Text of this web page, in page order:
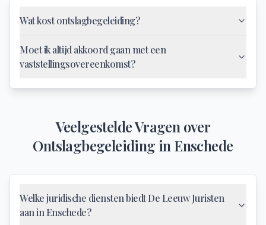
Wat kost ontslagbegeleiding?
Moet ik altijd akkoord gaan met een
vaststellingsovereenkomst?
Veelgestelde Vragen over
Ontslagbegeleiding in Enschede
Welke juridische diensten biedt De Leeuw Juristen
aan in Enschede?